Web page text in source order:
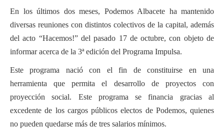
Actas Consejo Ciudadano
Actas Asamblea Ciudadana
Contacto
Financiación
Participa con Podemos en Albacete
En los últimos dos meses, Podemos Albacete ha mantenido
diversas reuniones con distintos colectivos de la capital, además
del acto “Hacemos!” del pasado 17 de octubre, con objeto de
informar acerca de la 3ª edición del Programa Impulsa.
Este programa nació con el fin de constituirse en una
herramienta que permita el desarrollo de proyectos con
proyección social. Este programa se financia gracias al
excedente de los cargos públicos electos de Podemos, quienes
no pueden quedarse más de tres salarios mínimos.